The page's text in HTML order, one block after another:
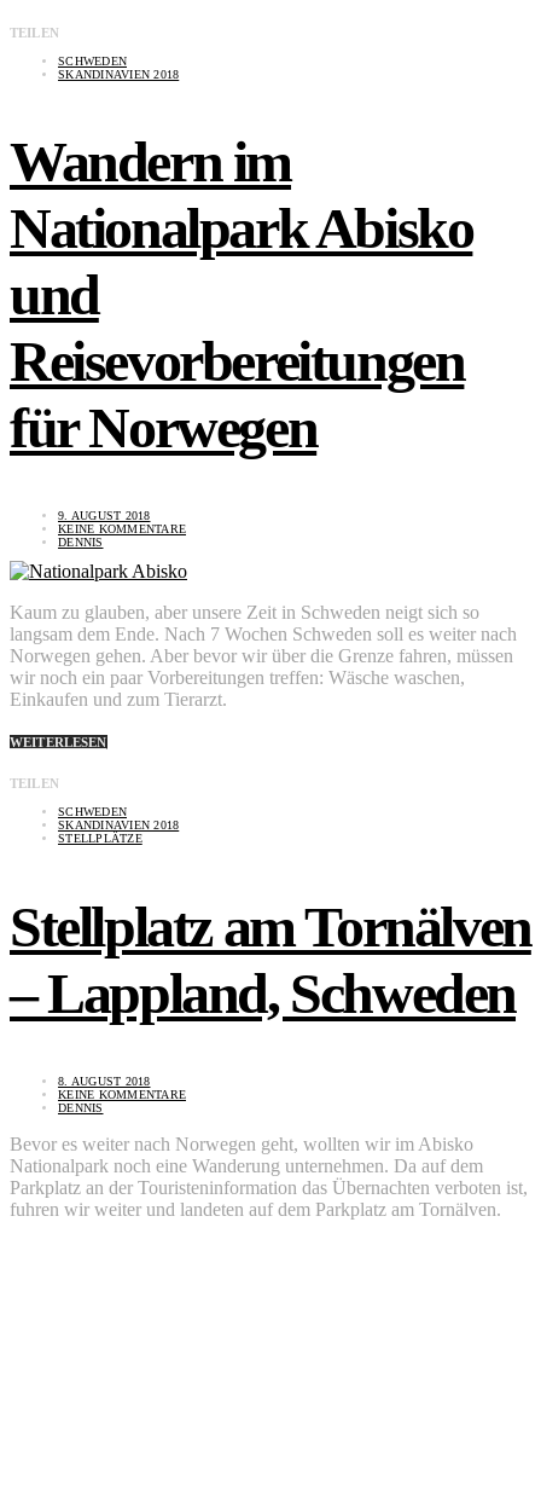
TEILEN
SCHWEDEN
SKANDINAVIEN 2018
Wandern im
Nationalpark Abisko
und
Reisevorbereitungen
für Norwegen
9. AUGUST 2018
KEINE KOMMENTARE
DENNIS
Kaum zu glauben, aber unsere Zeit in Schweden neigt sich so
langsam dem Ende. Nach 7 Wochen Schweden soll es weiter nach
Norwegen gehen. Aber bevor wir über die Grenze fahren, müssen
wir noch ein paar Vorbereitungen treffen: Wäsche waschen,
Einkaufen und zum Tierarzt.
WEITERLESEN
TEILEN
SCHWEDEN
SKANDINAVIEN 2018
STELLPLÄTZE
Stellplatz am Tornälven
– Lappland, Schweden
8. AUGUST 2018
KEINE KOMMENTARE
DENNIS
Bevor es weiter nach Norwegen geht, wollten wir im Abisko
Nationalpark noch eine Wanderung unternehmen. Da auf dem
Parkplatz an der Touristeninformation das Übernachten verboten ist,
fuhren wir weiter und landeten auf dem Parkplatz am Tornälven.